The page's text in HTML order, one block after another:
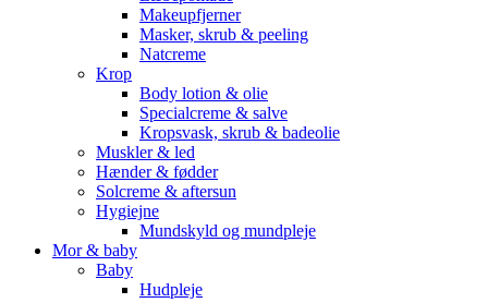
Makeupfjerner
Masker, skrub & peeling
Natcreme
Krop
Body lotion & olie
Specialcreme & salve
Kropsvask, skrub & badeolie
Muskler & led
Hænder & fødder
Solcreme & aftersun
Hygiejne
Mundskyld og mundpleje
Mor & baby
Baby
Hudpleje